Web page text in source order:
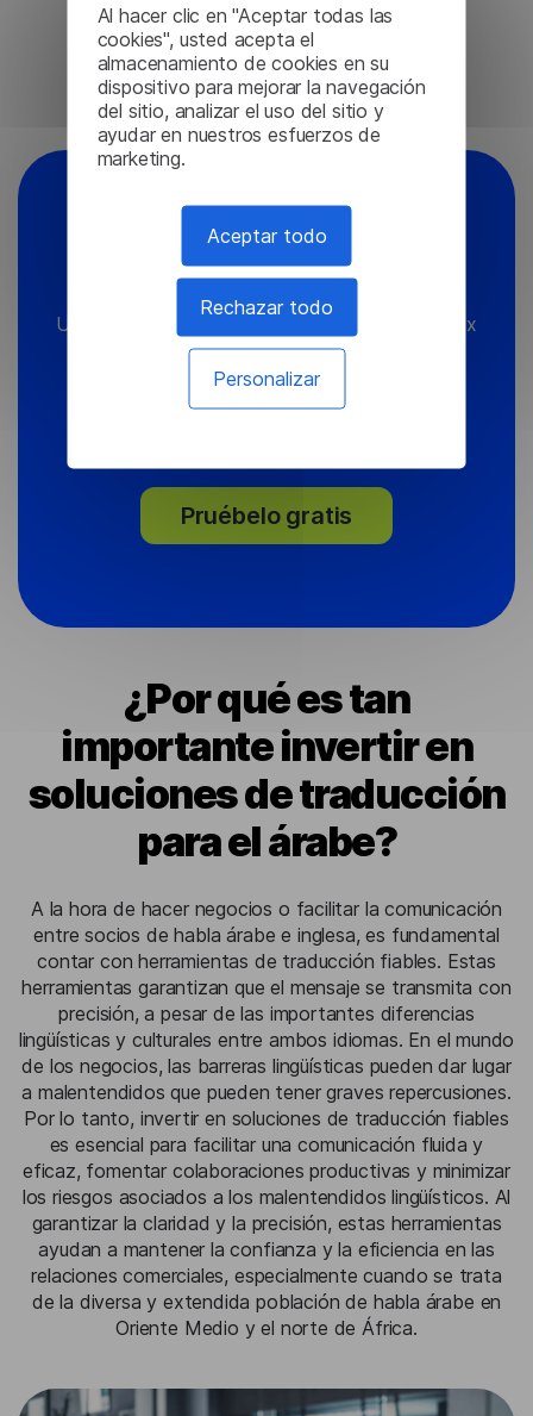
Al hacer clic en "Aceptar todas las
cookies", usted acepta el
almacenamiento de cookies en su
dispositivo para mejorar la navegación
del sitio, analizar el uso del sitio y
ayudar en nuestros esfuerzos de
marketing.
Aceptar todo
Rechazar todo
Personalizar
Pruébelo gratis
¿Quieres ahorrar aún
más?
Utilice el software de traducción local Lingvanex
y reduzca sus costes hasta 4 veces
A partir de €200 al mes con volúmenes de
Pruébelo gratis
¿Por qué es tan
importante invertir en
soluciones de traducción
para el árabe?
A la hora de hacer negocios o facilitar la comunicación
entre socios de habla árabe e inglesa, es fundamental
contar con herramientas de traducción fiables. Estas
herramientas garantizan que el mensaje se transmita con
precisión, a pesar de las importantes diferencias
lingüísticas y culturales entre ambos idiomas. En el mundo
de los negocios, las barreras lingüísticas pueden dar lugar
a malentendidos que pueden tener graves repercusiones.
Por lo tanto, invertir en soluciones de traducción fiables
es esencial para facilitar una comunicación fluida y
eficaz, fomentar colaboraciones productivas y minimizar
los riesgos asociados a los malentendidos lingüísticos. Al
garantizar la claridad y la precisión, estas herramientas
ayudan a mantener la confianza y la eficiencia en las
relaciones comerciales, especialmente cuando se trata
de la diversa y extendida población de habla árabe en
Oriente Medio y el norte de África.